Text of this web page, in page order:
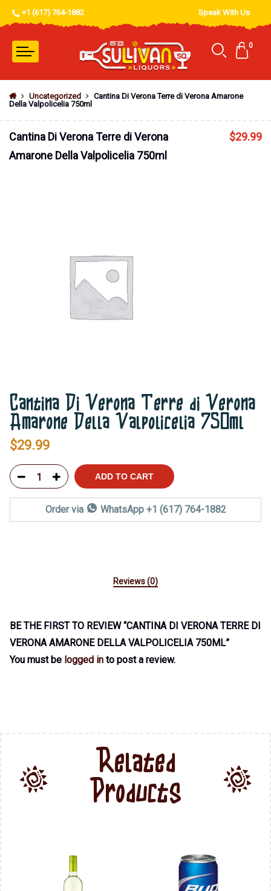
+1 (617) 764-1882 Speak With Us
0
Uncategorized
Cantina Di Verona Terre di Verona Amarone
Della Valpolicelia 750ml
Cantina Di Verona Terre di Verona
Amarone Della Valpolicelia 750ml
$29.99
Cantina Di Verona Terre di Verona
Amarone Della Valpolicelia 750ml
$29.99
ADD TO CART
Order via WhatsApp +1 (617) 764-1882
Reviews (0)
BE THE FIRST TO REVIEW “CANTINA DI VERONA TERRE DI
VERONA AMARONE DELLA VALPOLICELIA 750ML”
You must be logged in to post a review.
Related
Products